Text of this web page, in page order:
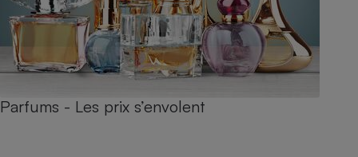
Parfums - Les prix s’envolent